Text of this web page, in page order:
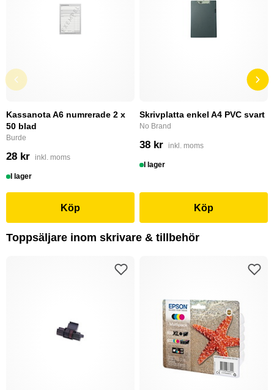
Kassanota A6 numrerade 2 x
50 blad
Burde
28 kr inkl. moms
I lager
Köp
Skrivplatta enkel A4 PVC svart
No Brand
38 kr inkl. moms
I lager
Köp
Toppsäljare inom skrivare & tillbehör